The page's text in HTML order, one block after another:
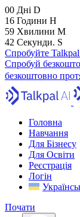
00 Дні D
16 Години H
59 Хвилини M
41 Секунди. S
Спробуйте
Спробуй
безкоштовно
Головна
Навчання
Для Бізнесу
Для Освіти
Реєстрація
Логін
Почати